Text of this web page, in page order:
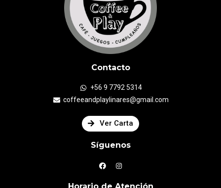
Contacto
+56 9 7792 5314
coffeeandplaylinares@gmail.com
Ver Carta
Síguenos